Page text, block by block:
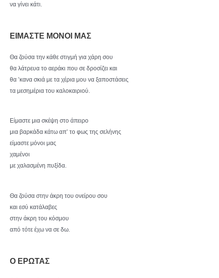
να γίνει κάτι.
ΕΙΜΑΣΤΕ ΜΟΝΟΙ ΜΑΣ
Θα ζούσα την κάθε στιγμή για χάρη σου
θα λάτρευα το αεράκι που σε δροσίζει και
θα ’κανα σκιά με τα χέρια μου να ξαποστάσεις
τα μεσημέρια του καλοκαιριού.
Είμαστε μια σκέψη στο άπειρο
μια βαρκάδα κάτω απ’ το φως της σελήνης
είμαστε μόνοι μας
χαμένοι
με χαλασμένη πυξίδα.
Θα ζούσα στην άκρη του ονείρου σου
και εσύ κατάλαβες
στην άκρη του κόσμου
από τότε έχω να σε δω.
Ο ΕΡΩΤΑΣ